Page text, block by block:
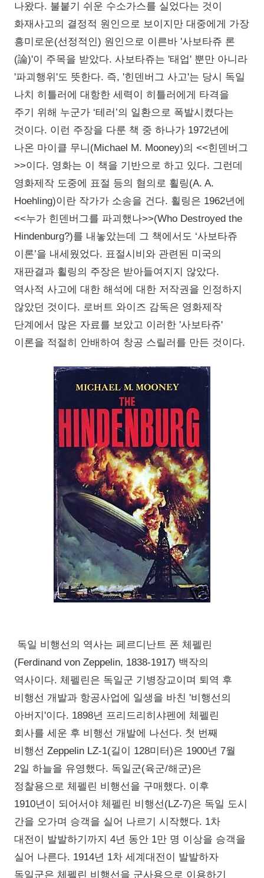
나왔다. 불붙기 쉬운 수소가스를 실었다는 것이
화재사고의 결정적 원인으로 보이지만 대중에게 가장
흥미로운(선정적인) 원인으로 이른바 '사보타쥬 론
(論)'이 주목을 받았다. 사보타쥬는 '태업' 뿐만 아니라
'파괴행위'도 뜻한다. 즉, '힌덴버그 사고'는 당시 독일
나치 히틀러에 대항한 세력이 히틀러에게 타격을
주기 위해 누군가 ‘테러’의 일환으로 폭발시켰다는
것이다. 이런 주장을 다룬 책 중 하나가 1972년에
나온 마이클 무니(Michael M. Mooney)의 <<힌덴버그
>>이다. 영화는 이 책을 기반으로 하고 있다. 그런데
영화제작 도중에 표절 등의 혐의로 횔링(A. A.
Hoehling)이란 작가가 소송을 건다. 횔링은 1962년에
<<누가 힌덴버그를 파괴했나>>(Who Destroyed the
Hindenburg?)를 내놓았는데 그 책에서도 ‘사보타쥬
이론’을 내세웠었다. 표절시비와 관련된 미국의
재판결과 횔링의 주장은 받아들여지지 않았다.
역사적 사고에 대한 해석에 대한 저작권을 인정하지
않았던 것이다. 로버트 와이즈 감독은 영화제작
단계에서 많은 자료를 보았고 이러한 '사보타쥬'
이론을 적절히 안배하여 창공 스릴러를 만든 것이다.
독일 비행선의 역사는 페르디난트 폰 체펠린
(Ferdinand von Zeppelin, 1838-1917) 백작의
역사이다. 체펠린은 독일군 기병장교이며 퇴역 후
비행선 개발과 항공사업에 일생을 바친 '비행선의
아버지'이다. 1898년 프리드리히샤펜에 체펠린
회사를 세운 후 비행선 개발에 나선다. 첫 번째
비행선 Zeppelin LZ-1(길이 128미터)은 1900년 7월
2일 하늘을 유영했다. 독일군(육군/해군)은
정찰용으로 체펠린 비행선을 구매했다. 이후
1910년이 되어서야 체펠린 비행선(LZ-7)은 독일 도시
간을 오가며 승객을 실어 나르기 시작했다. 1차
대전이 발발하기까지 4년 동안 1만 명 이상을 승객을
실어 나른다. 1914년 1차 세계대전이 발발하자
독일군은 체펠린 비행선을 군사용으로 이용하기